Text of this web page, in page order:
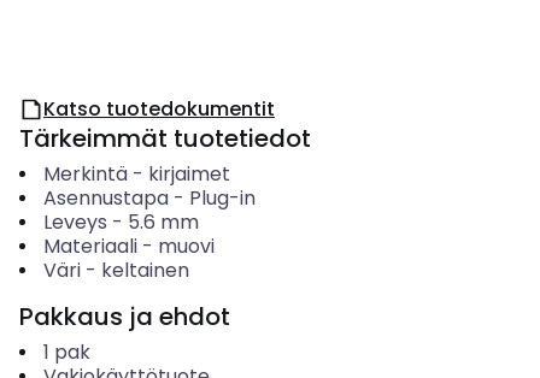
Katso tuotedokumentit
Tärkeimmät tuotetiedot
Merkintä- kirjaimet
Asennustapa- Plug-in
Leveys - 5.6 mm
Materiaali- muovi
Väri- keltainen
Pakkaus ja ehdot
1 pak